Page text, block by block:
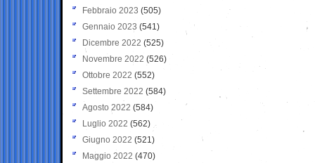
Febbraio 2023 (505)
Gennaio 2023 (541)
Dicembre 2022 (525)
Novembre 2022 (526)
Ottobre 2022 (552)
Settembre 2022 (584)
Agosto 2022 (584)
Luglio 2022 (562)
Giugno 2022 (521)
Maggio 2022 (470)